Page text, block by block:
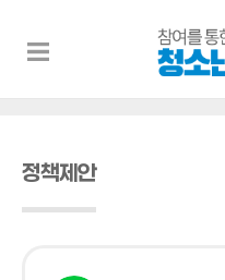
정책제안